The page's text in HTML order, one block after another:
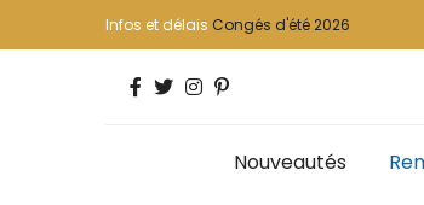
Infos et délais Congés d'été 2026
Nouveautés